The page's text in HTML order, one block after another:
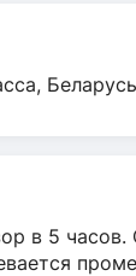
Беларусь
в 5 часов.